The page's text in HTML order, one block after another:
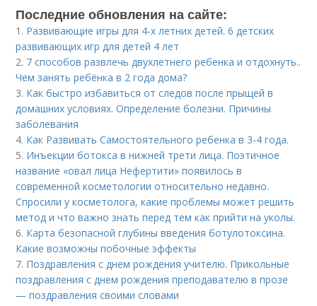
Последние обновления на сайте:
1. Развивающие игры для 4-х летних детей. 6 детских
развивающих игр для детей 4 лет
2. 7 способов развлечь двухлетнего ребенка и отдохнуть..
Чем занять ребёнка в 2 года дома?
3. Как быстро избавиться от следов после прыщей в
домашних условиях. Определение болезни. Причины
заболевания
4. Как Развивать Самостоятельного ребенка в 3-4 года.
5. Инъекции ботокса в нижней трети лица. Поэтичное
название «овал лица Нефертити» появилось в
современной косметологии относительно недавно.
Спросили у косметолога, какие проблемы может решить
метод и что важно знать перед тем как прийти на уколы.
6. Карта безопасной глубины введения ботулотоксина.
Какие возможны побочные эффекты
7. Поздравления с днем рождения учителю. Прикольные
поздравления с днем рождения преподавателю в прозе
— поздравления своими словами